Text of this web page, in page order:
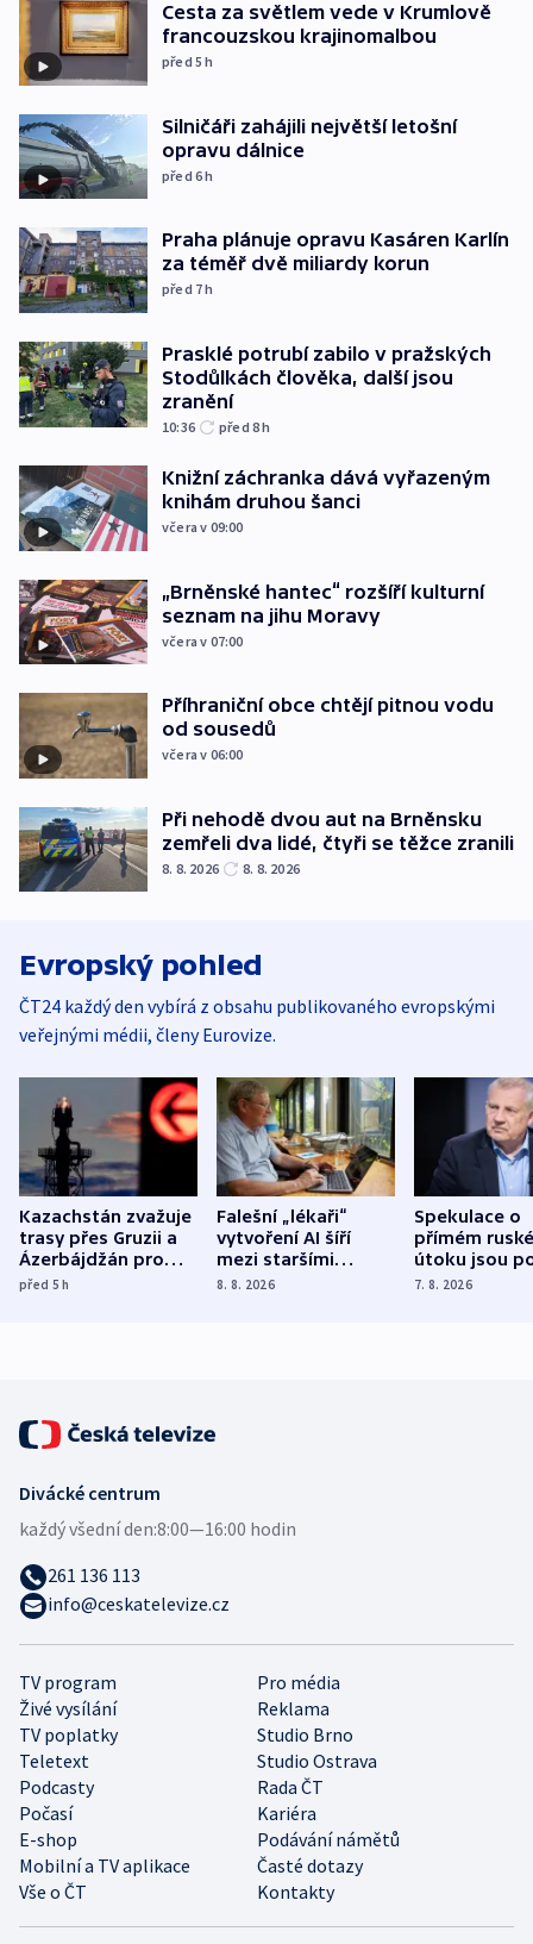
Cesta za světlem vede v Krumlově
francouzskou krajinomalbou
před 5h
Silničáři zahájili největší letošní
opravu dálnice
před 6h
Praha plánuje opravu Kasáren Karlín
za téměř dvě miliardy korun
před 7h
Prasklé potrubí zabilo v pražských
Stodůlkách člověka, další jsou
zranění
10:36 před 8h
Knižní záchranka dává vyřazeným
knihám druhou šanci
včera v 09:00
„Brněnské hantec“ rozšíří kulturní
seznam na jihu Moravy
včera v 07:00
Příhraniční obce chtějí pitnou vodu
od sousedů
včera v 06:00
Při nehodě dvou aut na Brněnsku
zemřeli dva lidé, čtyři se těžce zranili
8. 8. 2026 8. 8. 2026
Evropský pohled
ČT24 každý den vybírá z obsahu publikovaného evropskými
veřejnými médii, členy Eurovize.
Kazachstán zvažuje
trasy přes Gruzii a
Ázerbájdžán pro
vývoz ropy do
před 5h
Falešní „lékaři“
vytvoření AI šíří
mezi staršími
Poláky nebezpečné
8. 8. 2026
Spekulace o
přímém
útoku jsou
míní
7. 8. 2026
TV program
Pro média
Živé vysílání
Reklama
TV poplatky
Studio Brno
Teletext
Studio Ostrava
Podcasty
Rada ČT
Počasí
Kariéra
E-shop
Podávání námětů
Mobilní a TV aplikace
Časté dotazy
Vše o ČT
Kontakty
Divácké centrum
každý všední den:8:00—16:00 hodin
261 136 113
info@ceskatelevize.cz